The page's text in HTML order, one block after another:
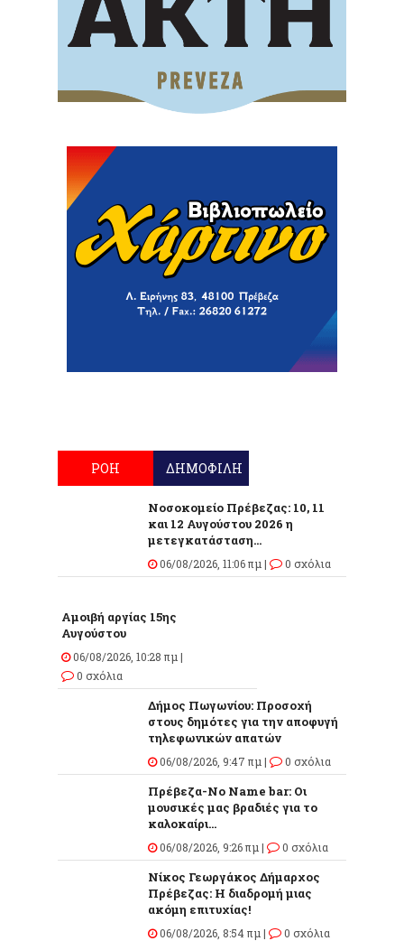
ΡΟΗ ΔΗΜΟΦΙΛΗ
Νοσοκομείο Πρέβεζας: 10, 11
και 12 Αυγούστου 2026 η
μετεγκατάσταση...
06/08/2026, 11:06 πμ | 0 σχόλια
Αμοιβή αργίας 15ης
Αυγούστου
06/08/2026, 10:28 πμ |
0 σχόλια
Δήμος Πωγωνίου: Προσοχή
στους δημότες για την αποφυγή
τηλεφωνικών απατών
06/08/2026, 9:47 πμ | 0 σχόλια
Πρέβεζα-No Name bar: Οι
μουσικές μας βραδιές για το
καλοκαίρι...
06/08/2026, 9:26 πμ | 0 σχόλια
Νίκος Γεωργάκος Δήμαρχος
Πρέβεζας: Η διαδρομή μιας
ακόμη επιτυχίας!
06/08/2026, 8:54 πμ | 0 σχόλια